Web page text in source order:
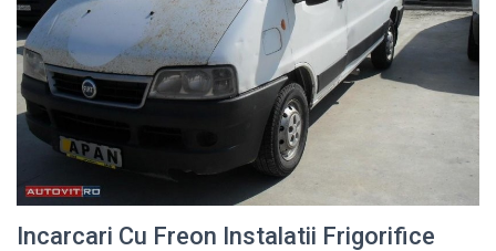
Incarcari Cu Freon Instalatii Frigorifice